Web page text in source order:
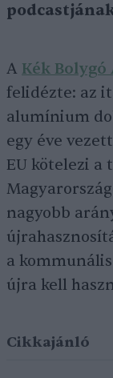
A Kék
felidézte: az
alumínium
egy éve
EU kötelezi a
nagyobb
a
újra kell
Cikkajánló